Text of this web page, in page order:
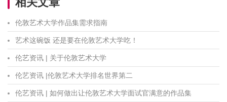
伦敦艺术大学作品集需求指南
艺术这碗饭 还是要在伦敦艺术大学吃！
伦艺资讯 | 关于伦敦艺术大学
伦艺资讯 |伦敦艺术大学排名世界第二
伦艺资讯 | 如何做出让伦敦艺术大学面试官满意的作品集